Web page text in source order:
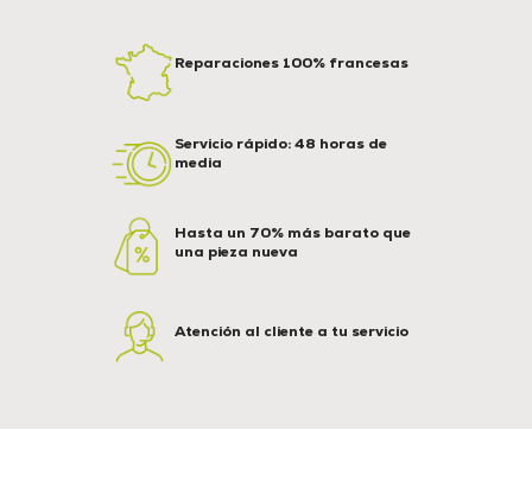
Reparaciones 100% francesas
Servicio rápido: 48 horas de
media
Hasta un 70% más barato que
una pieza nueva
Atención al cliente a tu servicio